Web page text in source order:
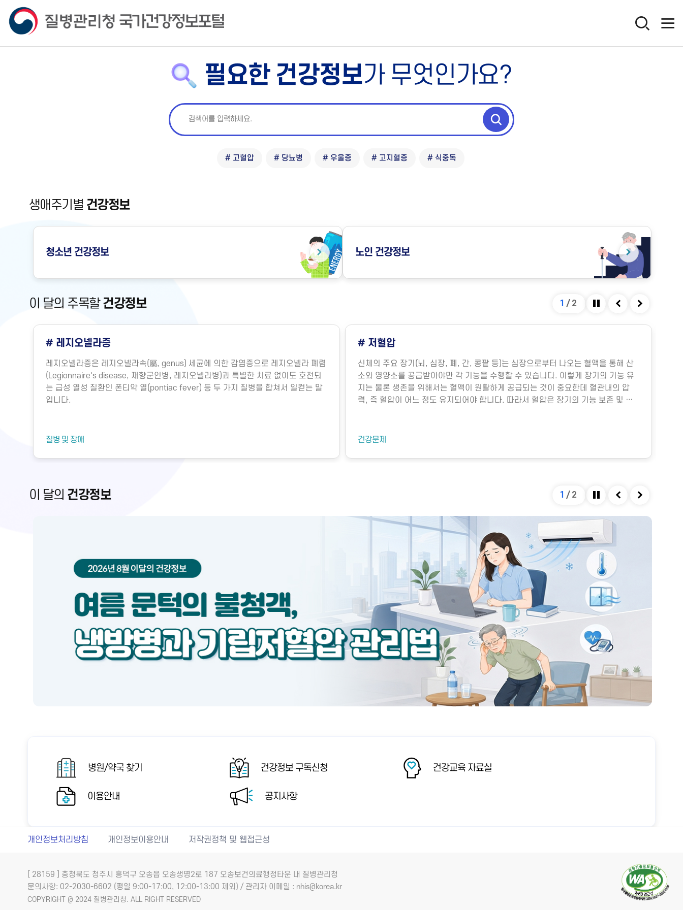
필요한 건강정보가 무엇인가요?
# 고혈압 # 당뇨병 # 우울증 # 고지혈증 # 식중독
생애주기별 건강정보
청소년 건강정보 노인 건강정보
이 달의 주목할건강정보 1 / 2
# 레지오넬라증
레지오넬라증은 레지오넬라속(屬, genus) 세균에 의한 감염증으로 레지오넬라 폐렴
(Legionnaire's disease, 재향군인병, 레지오넬라병)과 특별한 치료 없이도 호전되
는 급성 열성 질환인 폰티악 열(pontiac fever) 등 두 가지 질병을 합쳐서 일컫는 말
입니다.
질병 및 장애
# 저혈압
신체의 주요 장기(뇌, 심장, 폐, 간, 콩팥 등)는 심장으로부터 나오는 혈액을 통해 산
소와 영양소를 공급받아야만 각 기능을 수행할 수 있습니다. 이렇게 장기의 기능 유
지는 물론 생존을 위해서는 혈액이 원활하게 공급되는 것이 중요한데 혈관내의 압
력, 즉 혈압이 어느 정도 유지되어야 합니다. 따라서 혈압은 장기의 기능 보존 및 생
기능에 의해 내보내는 혈액의 양을 심박출량이라고 하는데, 이는 그림과 같이 여러
금만 변해도 혈압에 큰 영향을 미칩니다. 혈관의 직경은 혈관을 확장시키는 인자와
벗어난 병적인 상태로, 질병의 종류 및 심한 정도에 따라 혈압이 낮아지는 정도가 다
건강문제
이 달의 건강정보 1 / 2
병원/약국 찾기 건강정보 구독신청 건강교육 자료실
이용안내 공지사항
개인정보처리방침 개인정보이용안내 저작권정책 및 웹접근성
[ 28159 ] 충청북도 청주시 흥덕구 오송읍 오송생명2로 187 오송보건의료행정타운 내 질병관리청
문의사항: 02-2030-6602 (평일 9:00-17:00, 12:00-13:00 제외) / 관리자 이메일 : nhis@korea.kr
COPYRIGHT @ 2024 질병관리청. ALL RIGHT RESERVED